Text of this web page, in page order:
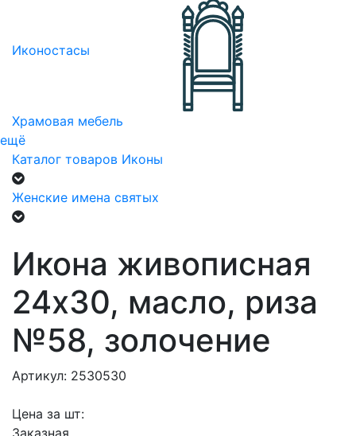
Иконостасы
Храмовая мебель
ещё
Каталог товаров Иконы
Женские имена святых
Икона живописная
24х30, масло, риза
№58, золочение
Артикул: 2530530
Цена за шт:
Заказная